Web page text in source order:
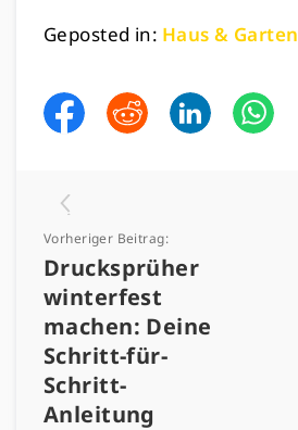
Geposted in: Haus & Garten
Vorheriger Beitrag:
Drucksprüher
winterfest
machen: Deine
Schritt-für-
Schritt-
Anleitung